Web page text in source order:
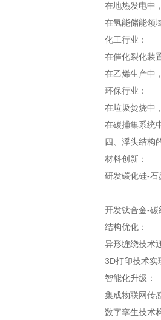
在地热发电中
在氢能储能领
化工行业：
在催化裂化装
在乙烯生产中
环保行业：
在垃圾焚烧中
在碳捕集系统
四、浮头结构
材料创新：
研发碳化硅-
开发钛合金-
结构优化：
异形缠绕技术
3D打印技术实
智能化升级：
集成物联网传
数字孪生技术